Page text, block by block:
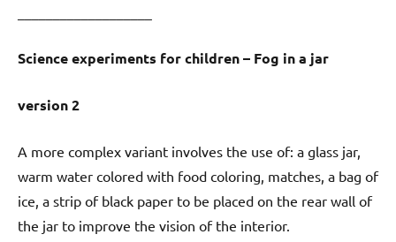
Science experiments for children – Fog in a jar
version 2
A more complex variant involves the use of: a glass jar,
warm water colored with food coloring, matches, a bag of
ice, a strip of black paper to be placed on the rear wall of
the jar to improve the vision of the interior.